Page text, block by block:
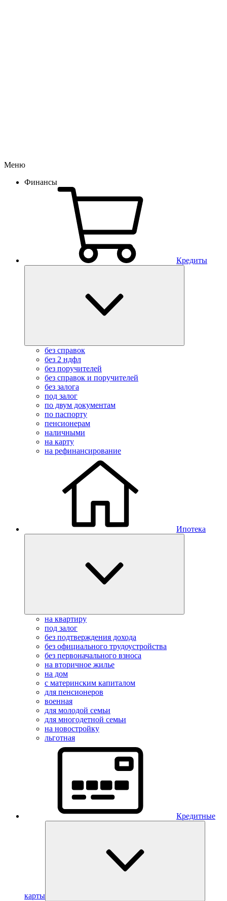
Меню
Финансы
Кредиты
без справок
без 2 ндфл
без поручителей
без справок и поручителей
без залога
под залог
по двум документам
по паспорту
пенсионерам
наличными
на карту
на рефинансирование
Ипотека
на квартиру
под залог
без подтверждения дохода
без официального трудоустройства
без первоначального взноса
на вторичное жилье
на дом
с материнским капиталом
для пенсионеров
военная
для молодой семьи
для многодетной семьи
на новостройку
льготная
Кредитные
карты